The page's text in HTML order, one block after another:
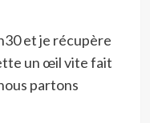
et je récupère
un œil vite fait
partons